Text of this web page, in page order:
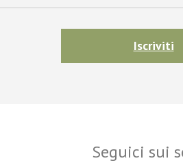
Iscriviti
Seguici sui